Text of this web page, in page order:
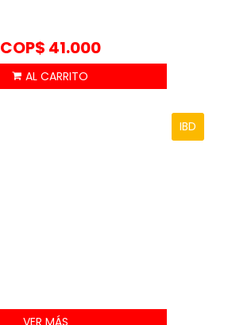
COP$ 41.000
IBD